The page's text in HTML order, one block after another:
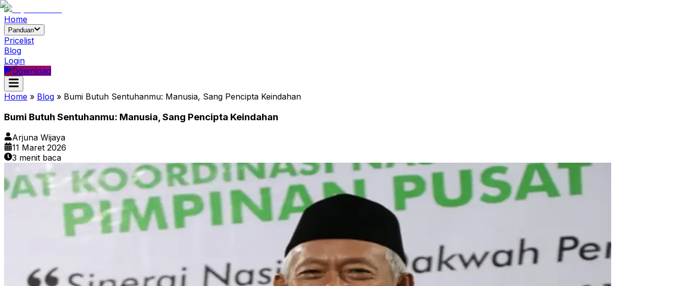
Home
Panduan
Pricelist
Blog
Login
Download
Home » Blog » Bumi Butuh Sentuhanmu: Manusia, Sang Pencipta Keindahan
Bumi Butuh Sentuhanmu: Manusia, Sang Pencipta Keindahan
Arjuna Wijaya
11 Maret 2026
3 menit baca